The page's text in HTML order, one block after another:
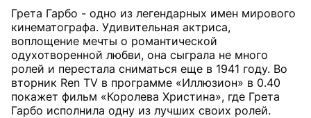
Грета Гарбо - одно из легендарных имен мирового
кинематографа. Удивительная актриса,
воплощение мечты о романтической
одухотворенной любви, она сыграла не много
ролей и перестала сниматься еще в 1941 году. Во
вторник Ren TV в программе «Иллюзион» в 0.40
покажет фильм «Королева Христина», где Грета
Гарбо исполнила одну из лучших своих ролей.